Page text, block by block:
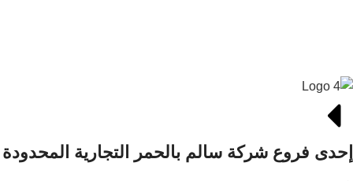
إحدى فروع شركة سالم بالحمر التجارية المحدودة